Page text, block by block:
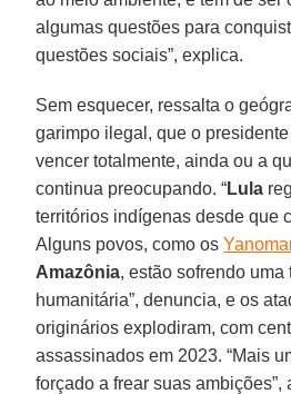
algumas questões para
questões sociais”, explica.
Sem esquecer, ressalta o
garimpo ilegal, que o
vencer totalmente, ainda ou a
continua preocupando. “Lula
territórios indígenas desde que
Alguns povos, como os
Amazônia, estão sofrendo uma
humanitária”, denuncia, e os
originários explodiram, com
assassinados em 2023. “Mais
forçado a frear suas ambições”,